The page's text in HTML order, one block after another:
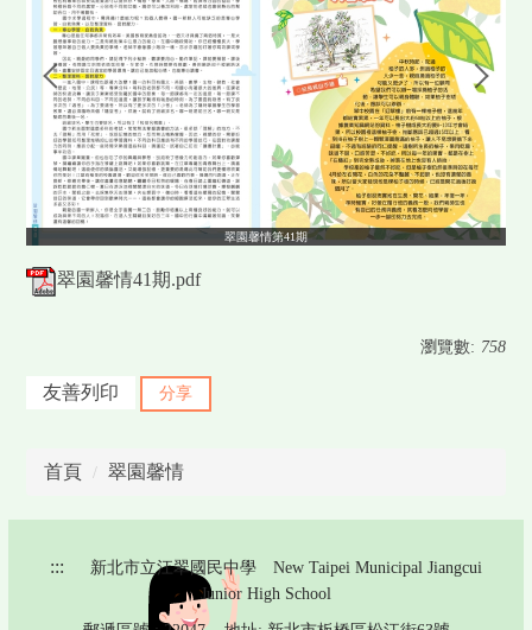
翠園馨情第41期
翠園馨情41期.pdf
瀏覽數: 758
友善列印 分享
首頁 翠園馨情
::: 新北市立江翠國民中學 New Taipei Municipal Jiangcui
Junior High School